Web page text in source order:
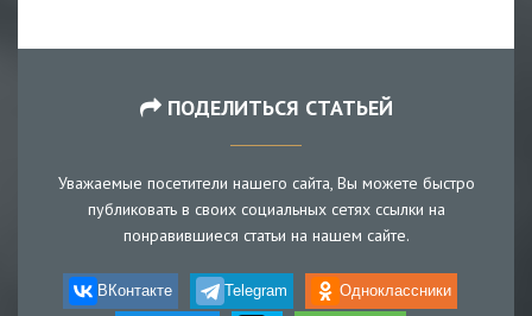
ПОДЕЛИТЬСЯ СТАТЬЕЙ
Уважаемые посетители нашего сайта, Вы можете быстро
публиковать в своих социальных сетях ссылки на
понравившиеся статьи на нашем сайте.
ВКонтакте Telegram Одноклассники